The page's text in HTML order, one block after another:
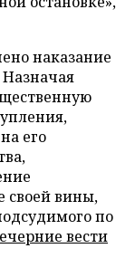
наказание
его
своей вины,
по
вести